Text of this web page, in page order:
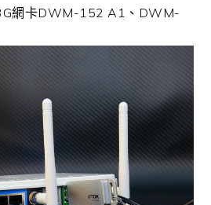
網卡DWM-152 A1、DWM-